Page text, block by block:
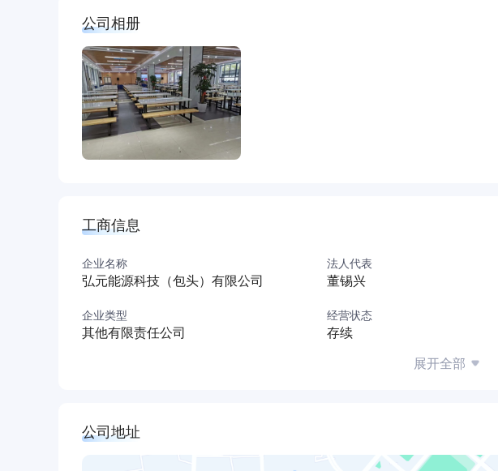
项目于2022年4月份开工，同年5月完成生产设备采购，计划9月完成土
条多晶硅生产线试生产；2023年第一季度末完成一期建设并投产。。
公司相册
工商信息
企业名称
弘元能源科技（包头）有限公司
法人代表
董锡兴
企业类型
其他有限责任公司
经营状态
存续
展开全部
公司地址